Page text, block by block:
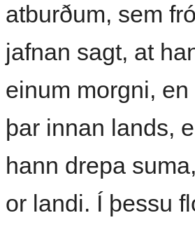
atburðum, sem
jafnan sagt, at
einum morgni,
þar innan lands,
hann drepa
or landi. Í þessu